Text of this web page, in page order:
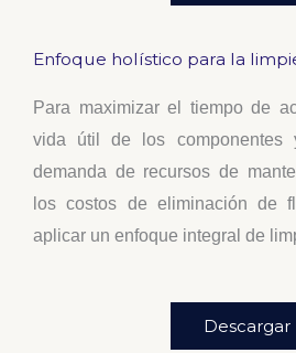
Enfoque holístico para la
Para maximizar el tiempo de
vida útil de los componentes
demanda de recursos de
los costos de eliminación de
aplicar un enfoque integral de
Descargar